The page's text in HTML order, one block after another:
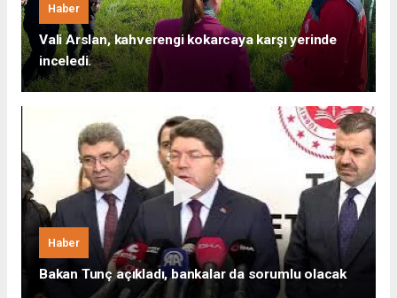
Haber
Vali Arslan, kahverengi kokarcaya karşı yerinde
inceledi.
Haber
Bakan Tunç açıkladı, bankalar da sorumlu olacak